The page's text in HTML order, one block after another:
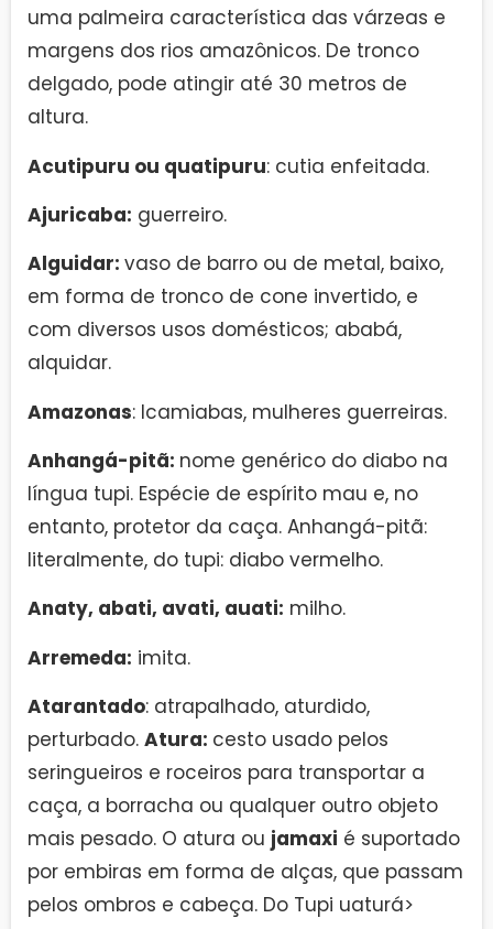
uma palmeira característica das várzeas e
margens dos rios amazônicos. De tronco
delgado, pode atingir até 30 metros de
altura.
Acutipuru ou quatipuru: cutia enfeitada.
Ajuricaba: guerreiro.
Alguidar: vaso de barro ou de metal, baixo,
em forma de tronco de cone invertido, e
com diversos usos domésticos; ababá,
alquidar.
Amazonas: Icamiabas, mulheres guerreiras.
Anhangá-pitã: nome genérico do diabo na
língua tupi. Espécie de espírito mau e, no
entanto, protetor da caça. Anhangá-pitã:
literalmente, do tupi: diabo vermelho.
Anaty, abati, avati, auati: milho.
Arremeda: imita.
Atarantado: atrapalhado, aturdido,
perturbado. Atura: cesto usado pelos
seringueiros e roceiros para transportar a
caça, a borracha ou qualquer outro objeto
mais pesado. O atura ou jamaxi é suportado
por embiras em forma de alças, que passam
pelos ombros e cabeça. Do Tupi uaturá>